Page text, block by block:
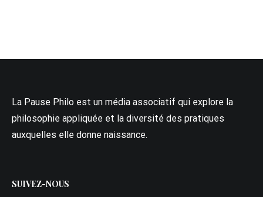
La Pause Philo est un média associatif qui explore la
philosophie appliquée et la diversité des pratiques
auxquelles elle donne naissance.
SUIVEZ-NOUS